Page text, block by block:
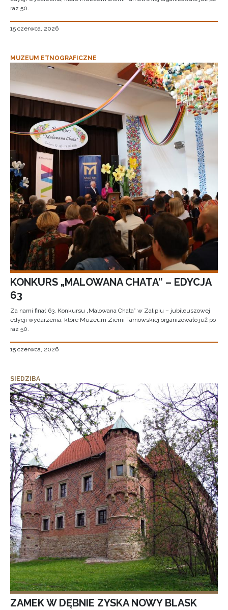
raz 50.
15 czerwca, 2026
MUZEUM ETNOGRAFICZNE
KONKURS „MALOWANA CHATA” – EDYCJA
63
Za nami finał 63. Konkursu „Malowana Chata” w Zalipiu – jubileuszowej
edycji wydarzenia, które Muzeum Ziemi Tarnowskiej organizowało już po
raz 50.
15 czerwca, 2026
SIEDZIBA
ZAMEK W DĘBNIE ZYSKA NOWY BLASK